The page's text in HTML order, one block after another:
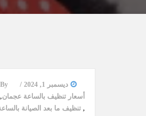
ديسمبر 1, 2024 By
أسعار تنظيف بالساعة عجمان,
, تنظيف ما بعد الصيانة